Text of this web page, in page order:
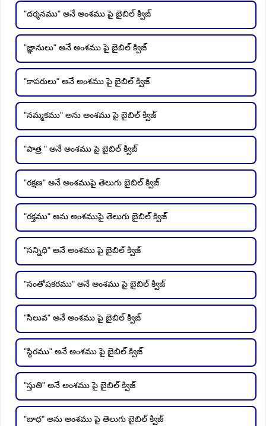
"దర్శనము" అనే అంశము పై బైబిల్ క్విజ్
"జ్ఞానులు" అనే అంశము పై బైబిల్ క్విజ్
"కాపరులు" అనే అంశము పై బైబిల్ క్విజ్
"నమ్మకము" అను అంశము పై బైబిల్ క్విజ్
"పాత్ర " అనే అంశము పై బైబిల్ క్విజ్
"రక్షణ" అనే అంశముపై తెలుగు బైబిల్ క్విజ్
"రక్తము" అను అంశముపై తెలుగు బైబిల్ క్విజ్
"సన్నిధి" అనే అంశము పై బైబిల్ క్విజ్
"సంతోషకరము" అనే అంశము పై బైబిల్ క్విజ్
"సిలువ" అనే అంశము పై బైబిల్ క్విజ్
"స్థిరము" అనే అంశము పై బైబిల్ క్విజ్
"స్తుతి" అనే అంశము పై బైబిల్ క్విజ్
"బాధ" అను అంశము పై తెలుగు బైబిల్ క్విజ్